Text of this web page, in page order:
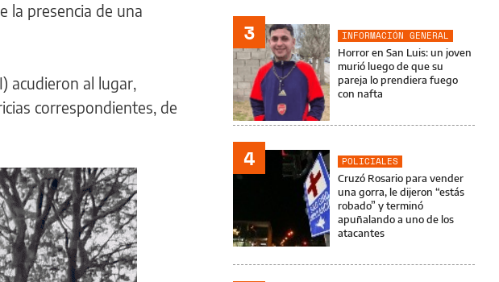
la presencia de una
acudieron al lugar,
correspondientes, de
3
INFORMACIÓN GENERAL
Horror en San Luis: un joven
murió luego de que su
pareja lo prendiera fuego
con nafta
4
POLICIALES
Cruzó Rosario para vender
una gorra, le dijeron “estás
robado” y terminó
apuñalando a uno de los
atacantes